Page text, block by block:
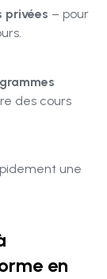
privées – pour
des cours
une
en